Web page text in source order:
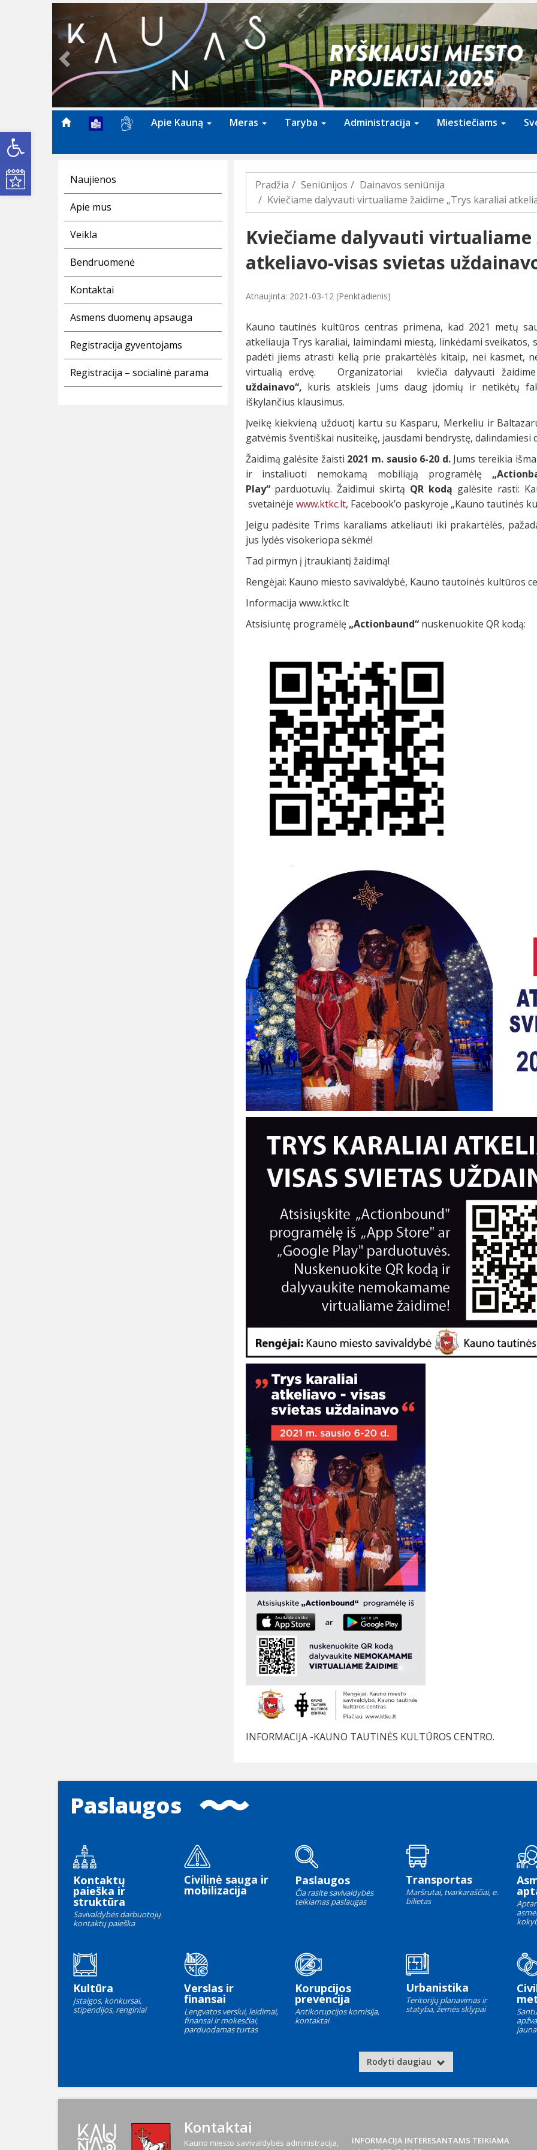
Open toolbar
Kultūros renginiai
Previous
Apie Kauną Meras Taryba Administracija Miestiečiams
Naujienos
Apie mus
Veikla
Bendruomenė
Kontaktai
Asmens duomenų apsauga
Registracija gyventojams
Registracija – socialinė parama
Pradžia Seniūnijos
Dainavos seniūnija
Kviečiame dalyvauti virtualiame žaidime „Trys karaliai
Kviečiame dalyvauti
atkeliavo-visas svietas
Atnaujinta: 2021-03-12 (Penktadienis)
Kauno tautinės kultūros centras primena, kad 2021 metų
atkeliauja Trys karaliai, laimindami miestą, linkėdami
padėti jiems atrasti kelią prie prakartėlės kitaip, nei kasmet,
virtualią erdvę. Organizatoriai kviečia dalyvauti žaidime
uždainavo“, kuris atskleis Jums daug įdomių ir netikėtų
iškylančius klausimus.
Įveikę kiekvieną užduotį kartu su Kasparu, Merkeliu ir
gatvėmis šventiškai nusiteikę, jausdami bendrystę, dalindamiesi
Žaidimą galėsite žaisti 2021 m. sausio 6-20 d.Jums tereikia
ir instaliuoti nemokamą mobiliąją programėlę
Play“parduotuvių. Žaidimui skirtą QR kodą galėsite rasti:
svetainėje www.ktkc.lt, Facebook’o paskyroje „Kauno tautinės
Jeigu padėsite Trims karaliams atkeliauti iki prakartėlės,
jus lydės visokeriopa sėkmė!
Tad pirmyn į įtraukiantį žaidimą!
Rengėjai: Kauno miesto savivaldybė, Kauno tautoinės kultūros
Informacija www.ktkc.lt
Atsisiuntę programėlę „Actionbaund“nuskenuokite QR kodą:
INFORMACIJA -KAUNO TAUTINĖS KULTŪROS CENTRO.
Paslaugos
Kontaktų
paieška ir
struktūra
Savivaldybės darbuotojų
kontaktų paieška
Civilinė sauga ir
mobilizacija
Paslaugos
Čia rasite savivaldybės
teikiamas paslaugas
Transportas
Maršrutai, tvarkaraščiai, e.
bilietas
Kultūra
Įstaigos, konkursai,
stipendijos, renginiai
Verslas ir
finansai
Lengvatos verslui, leidimai,
finansai ir mokesčiai,
parduodamas turtas
Korupcijos
prevencija
Antikorupcijos komisija,
kontaktai
Urbanistika
Teritorijų planavimas ir
statyba, žemės sklypai
Rodyti daugiau
Kontaktai
Kauno miesto savivaldybės administracija,
INFORMACIJA INTERESANTAMS TEIKIAMA